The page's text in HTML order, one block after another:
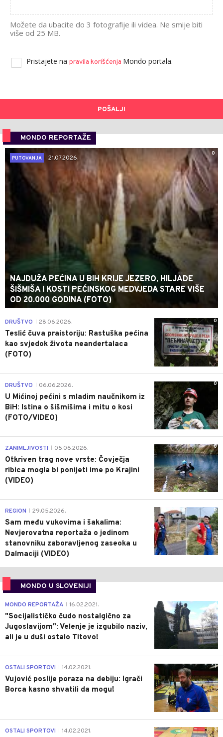
Možete da ubacite do 3 fotografije ili videa. Ne smije biti
više od 25 MB.
Pristajete na pravila korišćenja Mondo portala.
POŠALJI
MONDO REPORTAŽE
0
PUTOVANJA
21.07.2026.
NAJDUŽA PEĆINA U BIH KRIJE JEZERO, HILJADE
ŠIŠMIŠA I KOSTI PEĆINSKOG MEDVJEDA STARE VIŠE
OD 20.000 GODINA (FOTO)
0
DRUŠTVO 28.06.2026.
Teslić čuva praistoriju: Rastuška pećina
kao svjedok života neandertalaca
(FOTO)
0
DRUŠTVO 06.06.2026.
U Mićinoj pećini s mladim naučnikom iz
BiH: Istina o šišmišima i mitu o kosi
(FOTO/VIDEO)
0
ZANIMLJIVOSTI 05.06.2026.
Otkriven trag nove vrste: Čovječja
ribica mogla bi ponijeti ime po Krajini
(VIDEO)
0
REGION 29.05.2026.
Sam među vukovima i šakalima:
Nevjerovatna reportaža o jedinom
stanovniku zaboravljenog zaseoka u
Dalmaciji (VIDEO)
MONDO U SLOVENIJI
4
MONDO REPORTAŽA 16.02.2021.
"Socijalističko čudo nostalgično za
Jugoslavijom": Velenje je izgubilo naziv,
ali je u duši ostalo Titovo!
1
OSTALI SPORTOVI 14.02.2021.
Vujović poslije poraza na debiju: Igrači
Borca kasno shvatili da mogu!
3
OSTALI SPORTOVI 14.02.2021.